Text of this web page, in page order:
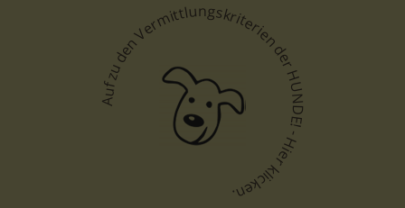
Auf zu den Vermittlungskriterien der HUNDE! - Hier klicken.